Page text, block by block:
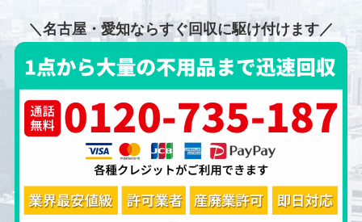
＼名古屋・愛知ならすぐ回収に駆け付けます／